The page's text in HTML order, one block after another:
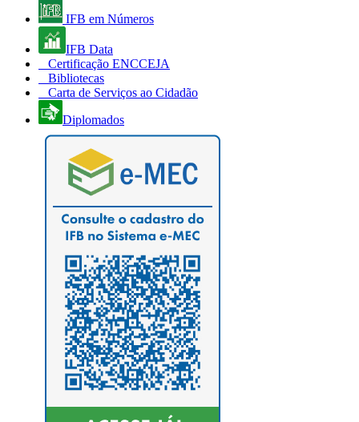
IFB em Números
IFB Data
Certificação ENCCEJA
Bibliotecas
Carta de Serviços ao Cidadão
Diplomados